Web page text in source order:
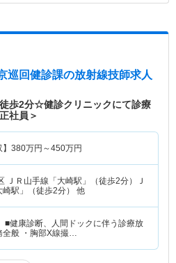
巡回健診課の放射線技師求人
歩2分☆健診クリニックにて診療
社員＞
380万円～450万円
ＪＲ山手線「大崎駅」（徒歩2分）Ｊ
崎駅」（徒歩2分） 他
■健康診断、人間ドックに伴う診療放
全般 ・胸部X線撮…